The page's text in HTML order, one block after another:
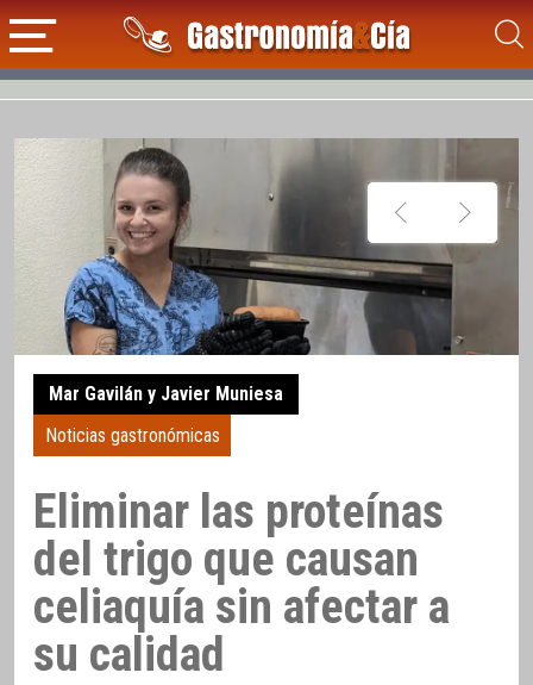
Mar Gavilán y Javier Muniesa
Noticias gastronómicas
Eliminar las proteínas
del trigo que causan
celiaquía sin afectar a
su calidad